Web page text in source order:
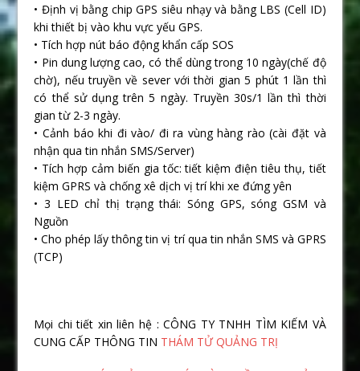
• Định vị bằng chip GPS siêu nhạy và bằng LBS (Cell ID)
khi thiết bị vào khu vực yếu GPS.
• Tích hợp nút báo động khẩn cấp SOS
• Pin dung lượng cao, có thể dùng trong 10 ngày(chế độ
chờ), nếu truyền về sever với thời gian 5 phút 1 lần thì
có thể sử dụng trên 5 ngày. Truyền 30s/1 lần thì thời
gian từ 2-3 ngày.
• Cảnh báo khi đi vào/ đi ra vùng hàng rào (cài đặt và
nhận qua tin nhắn SMS/Server)
• Tích hợp cảm biến gia tốc: tiết kiệm điện tiêu thụ, tiết
kiệm GPRS và chống xê dịch vị trí khi xe đứng yên
• 3 LED chỉ thị trạng thái: Sóng GPS, sóng GSM và
Nguồn
• Cho phép lấy thông tin vị trí qua tin nhắn SMS và GPRS
(TCP)
Mọi chi tiết xin liên hệ : CÔNG TY TNHH TÌM KIẾM VÀ
CUNG CẤP THÔNG TIN THÁM TỬ QUẢNG TRỊ